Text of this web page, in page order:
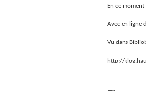
En ce
Avec en ligne
Vu dans
http://
—-